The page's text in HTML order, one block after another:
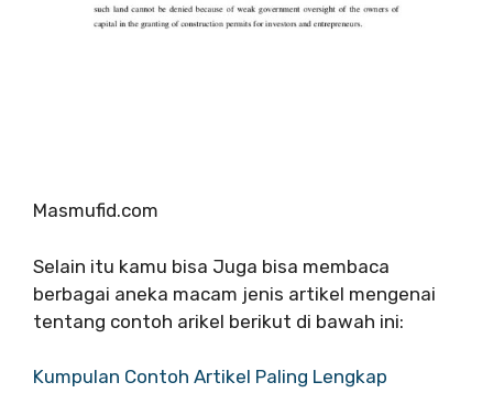
Masmufid.com
Selain itu kamu bisa Juga bisa membaca
berbagai aneka macam jenis artikel mengenai
tentang contoh arikel berikut di bawah ini:
Kumpulan Contoh Artikel Paling Lengkap